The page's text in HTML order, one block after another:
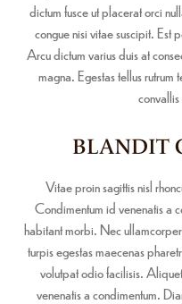
dictum fusce ut placerat orci
congue nisi vitae suscipit. Est
Arcu dictum varius duis at
magna. Egestas tellus rutrum
BLANDIT
Vitae proin sagittis nisl
Condimentum id venenatis a
habitant morbi. Nec
turpis egestas maecenas
volutpat odio facilisis.
venenatis a condimentum.